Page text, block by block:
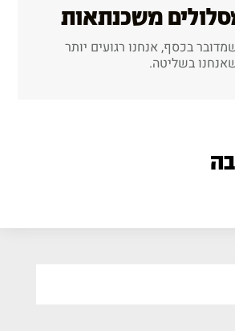
משכנתאות
בכסף, אנחנו רגועים יותר
בשליטה.